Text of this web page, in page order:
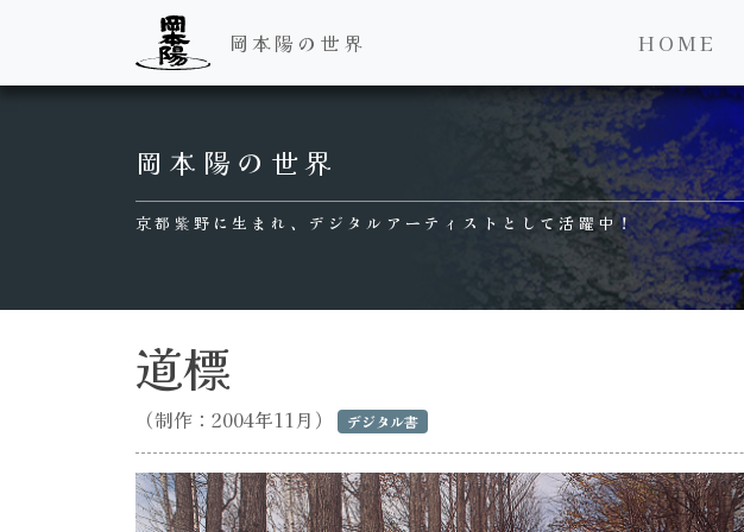
Main Navigation
岡本陽の世界 HOME
岡本陽の世界
京都紫野に生まれ、デジタルアーティストとして活躍中！
道標
（制作：2004年11月） デジタル書